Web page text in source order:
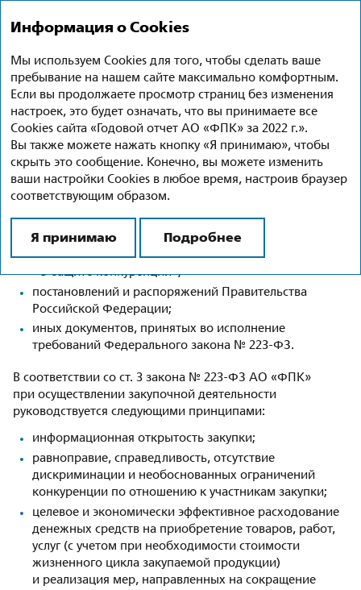
Закупочная деятельность
Закупочная деятельность АО «ФПК» осуществляется
в соответствии с Положением о закупке товаров, работ,
услуг для нужд акционерного общества «Федеральная
пассажирская компания», разработанным на основании
законодательства Российской Федерации, а именно:
Федерального закона от 18 июля 2011 г.
«О закупках товаров, работ, услуг отдельными видами
юридических лиц»;
Федерального закона от 26 июля 2006 г.
«О защите конкуренции»;
постановлений и распоряжений Правительства
Российской Федерации;
иных документов, принятых во исполнение
требований Федерального закона № 223-ФЗ.
В соответствии со ст. 3 закона № 223-ФЗ АО «ФПК»
при осуществлении закупочной деятельности
руководствуется следующими принципами:
информационная открытость закупки;
равноправие, справедливость, отсутствие
дискриминации и необоснованных ограничений
конкуренции по отношению к участникам закупки;
целевое и экономически эффективное расходование
денежных средств на приобретение товаров, работ,
услуг (с учетом при необходимости стоимости
жизненного цикла закупаемой продукции)
и реализация мер, направленных на сокращение
Информация о Cookies
Мы используем Cookies для того, чтобы сделать ваше
пребывание на нашем сайте максимально комфортным.
Если вы продолжаете просмотр страниц без изменения
настроек, это будет означать, что вы принимаете все
Cookies сайта «Годовой отчет АО «ФПК» за 2022 г.».
Вы также можете нажать кнопку «Я принимаю», чтобы
скрыть это сообщение. Конечно, вы можете изменить
ваши настройки Cookies в любое время, настроив браузер
соответствующим образом.
Я принимаю Подробнее